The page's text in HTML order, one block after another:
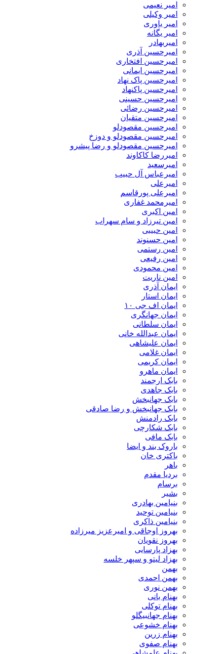
امیر نعیمی
امیر وکیلی
امیر یاوری
امیر یگانه
امیربهادر
امیرحسین آذری
امیرحسین افتخاری
امیرحسین ایمانی
امیرحسین پاک نهاد
امیرحسین پاکنهاد
امیرحسین حسینی
امیرحسین رضائی
امیرحسین متقیان
امیرحسین مقصودلو
امیرحسین مقصودلو و دوزخ
امیرحسین مقصودلو و رضا پیشرو
امیررضا کاکاوند
امیرسعید
امیرعباس آل حبیب
امیرعلی
امیرعلی پورقاسم
امیرمحمد غفاری
امین اکبری
امین تیرزاد و سام سهراب
امین حبیبی
امین حسنوند
امین رستمی
امین رفیعی
امین محمودی
امین ناریت
ایمان آذری
ایمان استار
ایمان اف جی ۱۰
ایمان جهانگری
ایمان سلطانی
ایمان عبدالله خانی
ایمان علیشاهی
ایمان غلامی
ایمان کریمی
ایمان ماهرو
بابک ارجمند
بابک جاهدی
بابک جهانبخش
بابک جهانبخش و رضا صادقی
بابک رادمنش
بابک شکارچی
بابک مافی
باروک بند و ایضا
باکتری خان
باهر
بردیا مقدم
برسام
بشیر
بنیامین بهادری
بنیامین توحید
بنیامین ذاکری
بهروز اوجاقی و امیرعزیز میرزاده
بهروز نقویان
بهزاد پارسایی
بهزاد لیتو و سپهر خلسه
بهمن
بهمن احمدی
بهمن نوری
بهنام بانی
بهنام توکلی
بهنام جهانبیگلو
بهنام خشوعی
بهنام زرین
بهنام صفوی